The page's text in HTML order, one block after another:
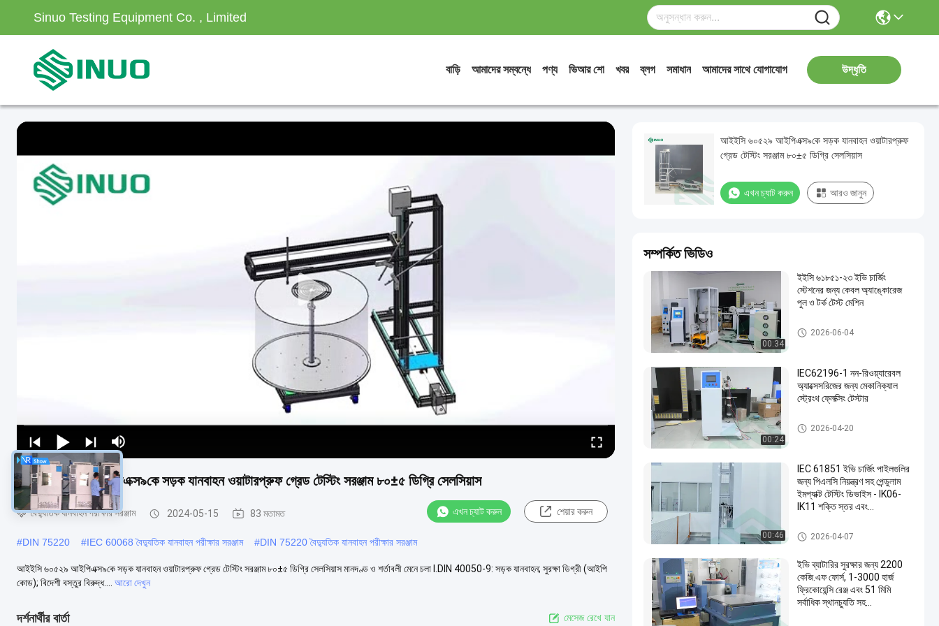
Sinuo Testing Equipment Co. , Limited
বাড়ি আমাদের সম্বন্ধে পণ্য ভিআর শো খবর ব্লগ সমাধান আমাদের সাথে যোগাযোগ উদ্ধৃতি
আইইসি ৬০৫২৯ আইপিএক্স৯কে সড়ক যানবাহন ওয়াটারপ্রুফ গ্রেড টেস্টিং সরঞ্জাম ৮০±৫ ডিগ্রি সেলসিয়াস
বৈদ্যুতিক যানবাহন পরীক্ষার সরঞ্জাম 2024-05-15 83 মতামত এখন চ্যাট করুন শেয়ার করুন
#DIN 75220 #IEC 60068 বৈদ্যুতিক যানবাহন পরীক্ষার সরঞ্জাম #DIN 75220 বৈদ্যুতিক যানবাহন পরীক্ষার সরঞ্জাম
আইইসি ৬০৫২৯ আইপিএক্স৯কে সড়ক যানবাহন ওয়াটারপ্রুফ গ্রেড টেস্টিং সরঞ্জাম ৮০±৫ ডিগ্রি সেলসিয়াস মানদণ্ড ও শর্তাবলী মেনে চলা I.DIN 40050-9: সড়ক যানবাহন; সুরক্ষা ডিগ্রী (আইপি
কোড); বিদেশী বস্তুর বিরুদ্ধ....
আরো দেখুন
দর্শনার্থীর বার্তা মেসেজ রেখে যান
আইইসি ৬০৫২৯ আইপিএক্স৯কে সড়ক যানবাহন ওয়াটারপ্রুফ
গ্রেড টেস্টিং সরঞ্জাম ৮০±৫ ডিগ্রি সেলসিয়াস
এখন চ্যাট করুন আরও জানুন
সম্পর্কিত ভিডিও
00:34
ইইসি ৬১৮৫১-২৩ ইভি চার্জিং
স্টেশনের জন্য কেবল অ্যাঙ্কোরেজ
পুল ও টর্ক টেস্ট মেশিন
বৈদ্যুতিক যানবাহন পরীক্ষার সরঞ্জাম
2026-06-04
00:24
IEC62196-1 নন-রিওয়্যারেবল
অ্যাক্সেসরিজের জন্য মেকানিক্যাল
স্ট্রেংথ ফ্লেক্সিং টেস্টার
বৈদ্যুতিক যানবাহন পরীক্ষার সরঞ্জাম
2026-04-20
00:46
IEC 61851 ইভি চার্জিং পাইলগুলির
জন্য পিএলসি নিয়ন্ত্রণ সহ পেন্ডুলাম
ইমপ্যাক্ট টেস্টিং ডিভাইস - IK06-
IK11 শক্তি স্তর এবং
বৈদ্যুতিক যানবাহন পরীক্ষার সরঞ্জাম
2026-04-07
ইভি ব্যাটারির সুরক্ষার জন্য 2200
কেজি.এফ ফোর্স, 1-3000 হার্জ
ফ্রিকোয়েন্সি রেঞ্জ এবং 51 মিমি
সর্বাধিক স্থানচ্যুতি সহ